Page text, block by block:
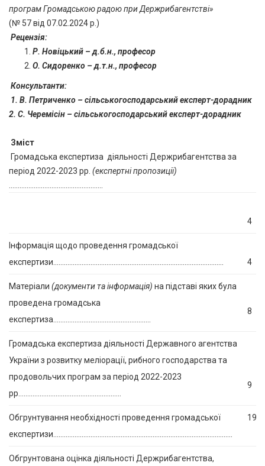
програм Громадською радою при Держрибагентстві»
(№ 57 від 07.02.2024 р.)
Рецензія:
Р. Новіцький – д.б.н., професор
О. Сидоренко – д.т.н., професор
Консультанти:
1. В. Петриченко – сільськогосподарський експерт-дорадник
2. С. Черемісін – сільськогосподарський експерт-дорадник
Зміст
Громадська експертиза діяльності Держрибагентства за
період 2022-2023 рр. (експертні пропозиції)
4
Інформація щодо проведення громадської
експертизи……………………………………………………………………………………
4
Матеріали (документи та інформація) на підставі яких була
проведена громадська
експертиза……………………………………………….
8
Громадська експертиза діяльності Державного агентства
України з розвитку меліорації, рибного господарства та
продовольчих програм за період 2022-2023
рр………………………………………………….
9
Обгрунтування необхідності проведення громадської
експертизи………………………………………………………………………………………..
19
Обгрунтована оцінка діяльності Держрибагентства,